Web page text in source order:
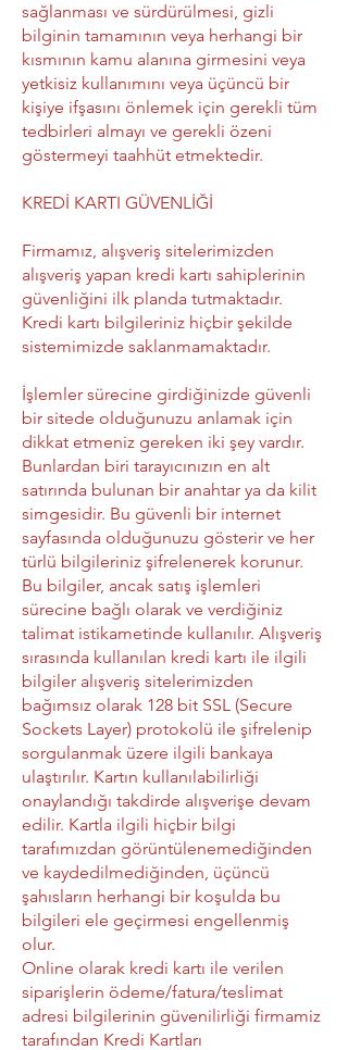
sağlanması ve sürdürülmesi, gizli
bilginin tamamının veya herhangi bir
kısmının kamu alanına girmesini veya
yetkisiz kullanımını veya üçüncü bir
kişiye ifşasını önlemek için gerekli tüm
tedbirleri almayı ve gerekli özeni
göstermeyi taahhüt etmektedir.
KREDİ KARTI GÜVENLİĞİ
Firmamız, alışveriş sitelerimizden
alışveriş yapan kredi kartı sahiplerinin
güvenliğini ilk planda tutmaktadır.
Kredi kartı bilgileriniz hiçbir şekilde
sistemimizde saklanmamaktadır.
İşlemler sürecine girdiğinizde güvenli
bir sitede olduğunuzu anlamak için
dikkat etmeniz gereken iki şey vardır.
Bunlardan biri tarayıcınızın en alt
satırında bulunan bir anahtar ya da kilit
simgesidir. Bu güvenli bir internet
sayfasında olduğunuzu gösterir ve her
türlü bilgileriniz şifrelenerek korunur.
Bu bilgiler, ancak satış işlemleri
sürecine bağlı olarak ve verdiğiniz
talimat istikametinde kullanılır. Alışveriş
sırasında kullanılan kredi kartı ile ilgili
bilgiler alışveriş sitelerimizden
bağımsız olarak 128 bit SSL (Secure
Sockets Layer) protokolü ile şifrelenip
sorgulanmak üzere ilgili bankaya
ulaştırılır. Kartın kullanılabilirliği
onaylandığı takdirde alışverişe devam
edilir. Kartla ilgili hiçbir bilgi
tarafımızdan görüntülenemediğinden
ve kaydedilmediğinden, üçüncü
şahısların herhangi bir koşulda bu
bilgileri ele geçirmesi engellenmiş
olur.
Online olarak kredi kartı ile verilen
siparişlerin ödeme/fatura/teslimat
adresi bilgilerinin güvenilirliği firmamiz
tarafından Kredi Kartları